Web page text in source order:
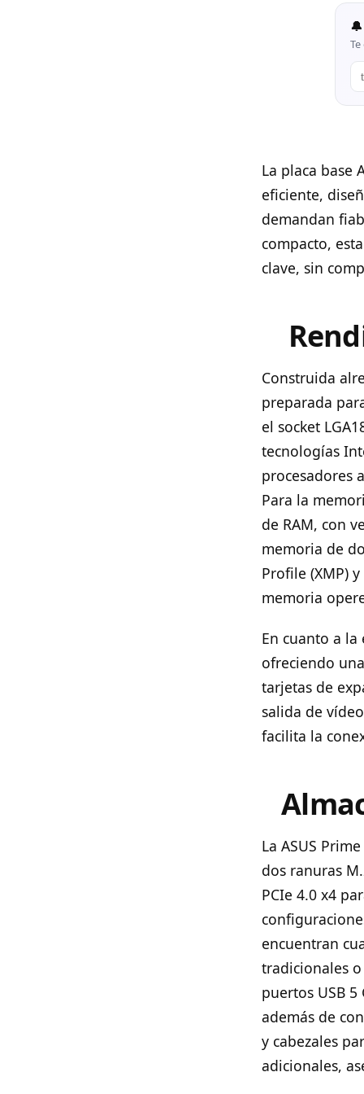
La placa base
eficiente,
demandan
compacto,
clave, sin
Construida
preparada
el socket
tecnologías
procesadores
Para la
de RAM, con
memoria de
Profile (XMP)
memoria
En cuanto a la
ofreciendo
tarjetas de
salida de
facilita la
La ASUS
dos ranuras
PCIe 4.0 x4
encuentran
tradicionales o
puertos USB
además de
y cabezales
adicionales,